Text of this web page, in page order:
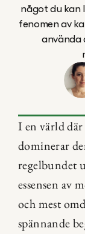
något du kan
fenomen av
använda
I en värld
dominerar
regelbundet
essensen av
och mest
spännande